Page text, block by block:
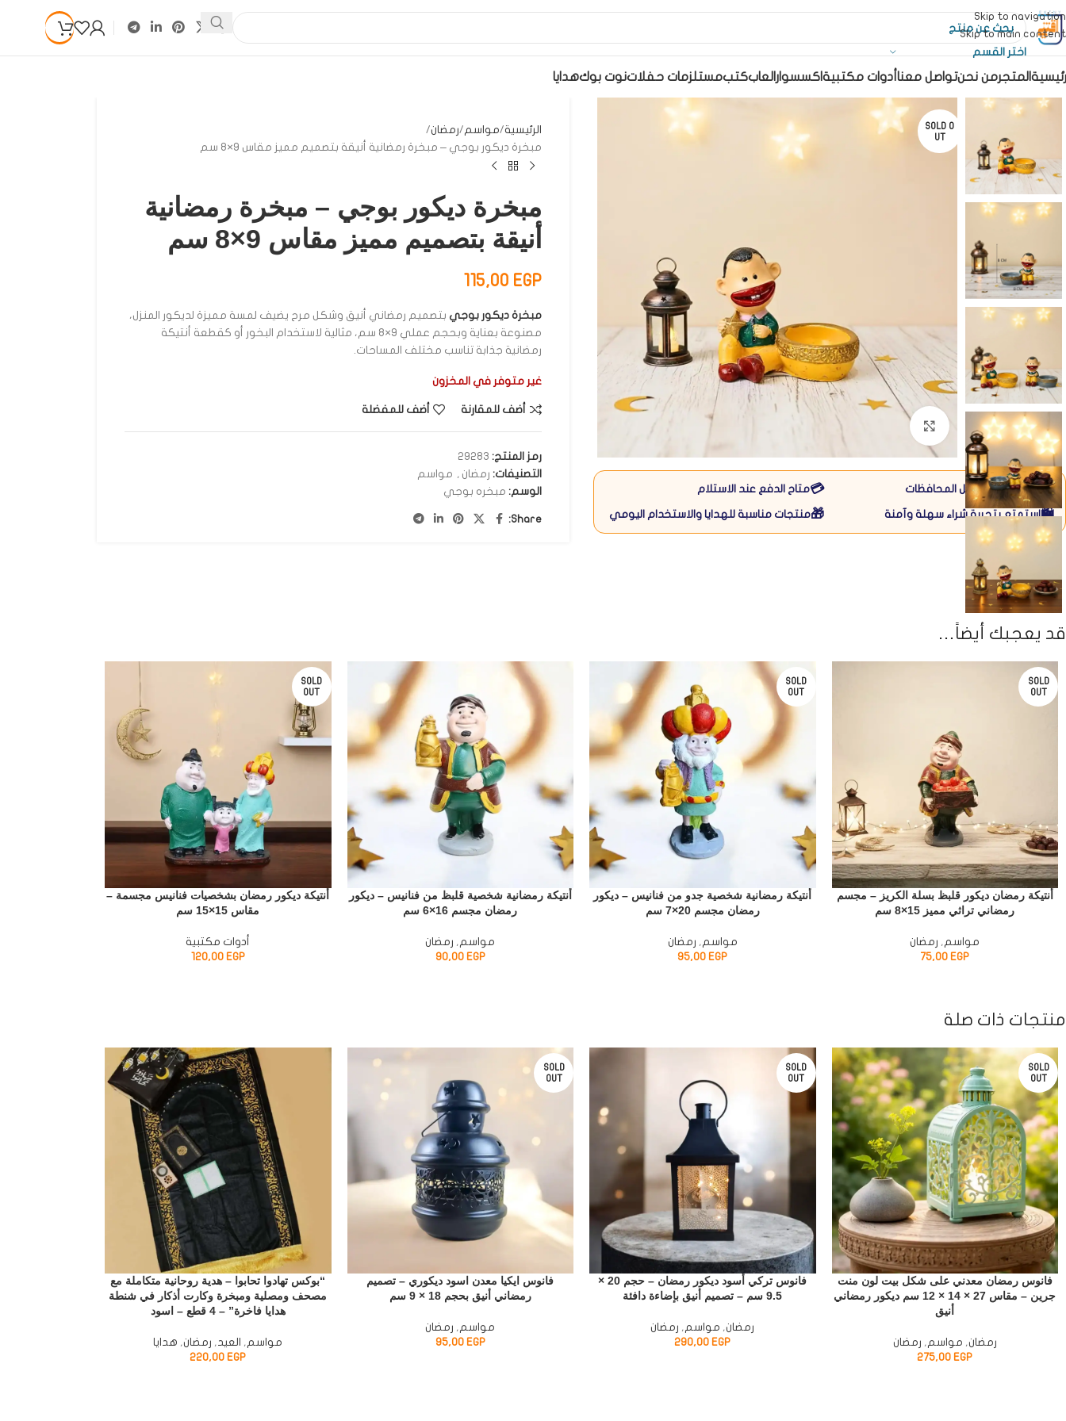
Skip to navigation
Skip to main content
اختر القسم
المتجرمن نحنتواصل معنا أدوات مكتبيةاكسسوار العابكتبمستلزمات حفلاتنوت بوكهدايا
SOLD O
UT
Click to enlarge
🚚متاح التوصيل لكل المحافظات 💳متاح الدفع عند الاستلام
🛍️استمتع بتجربة شراء سهلة وآمنة 🎁منتجات مناسبة للهدايا والاستخدام اليومي
الرئيسية مواسم رمضان
مبخرة ديكور بوجي – مبخرة رمضانية أنيقة بتصميم مميز مقاس 9×8 سم
مبخرة ديكور بوجي – مبخرة رمضانية
أنيقة بتصميم مميز مقاس 9×8 سم
115,00 EGP
مبخرة ديكور بوجي بتصميم رمضاني أنيق وشكل مرح يضيف لمسة مميزة لديكور المنزل،
مصنوعة بعناية وبحجم عملي 9×8 سم، مثالية لاستخدام البخور أو كقطعة أنتيكة
رمضانية جذابة تناسب مختلف المساحات.
غير متوفر في المخزون
أضف للمقارنة أضف للمفضلة
رمز المنتج: 29283
التصنيفات: رمضان , مواسم
الوسم: مبخره بوجي
Share:
قد يعجبك أيضاً…
SOLD
OUT
أنتيكة رمضان ديكور قلبظ بسلة الكريز – مجسم
رمضاني تراثي مميز 15×8 سم
مواسم , رمضان
75,00EGP
SOLD
OUT
أنتيكة رمضانية شخصية جدو من فنانيس – ديكور
رمضان مجسم 20×7 سم
مواسم , رمضان
95,00EGP
أنتيكة رمضانية شخصية قلبظ من فنانيس – ديكور
رمضان مجسم 16×6 سم
مواسم , رمضان
90,00 EGP
SOLD
OUT
أنتيكة ديكور رمضان بشخصيات فنانيس مجسمة –
مقاس 15×15 سم
أدوات مكتبية
120,00 EGP
منتجات ذات صلة
SOLD
OUT
فانوس رمضان معدني على شكل بيت لون منت
جرين – مقاس 27 × 14 × 12 سم ديكور رمضاني
أنيق
رمضان, مواسم, رمضان
275,00EGP
SOLD
OUT
فانوس تركي أسود ديكور رمضان – حجم 20 ×
9.5 سم – تصميم أنيق بإضاءة دافئة
رمضان, مواسم, رمضان
290,00EGP
SOLD
OUT
فانوس ايكيا معدن اسود ديكوري – تصميم
رمضاني أنيق بحجم 18 × 9 سم
مواسم, رمضان
95,00 EGP
“بوكس تهادوا تحابوا – هدية روحانية متكاملة مع
مصحف ومصلية ومبخرة وكارت أذكار في شنطة
هدايا فاخرة” – 4 قطع – اسود
مواسم, العيد, رمضان, هدايا
220,00EGP